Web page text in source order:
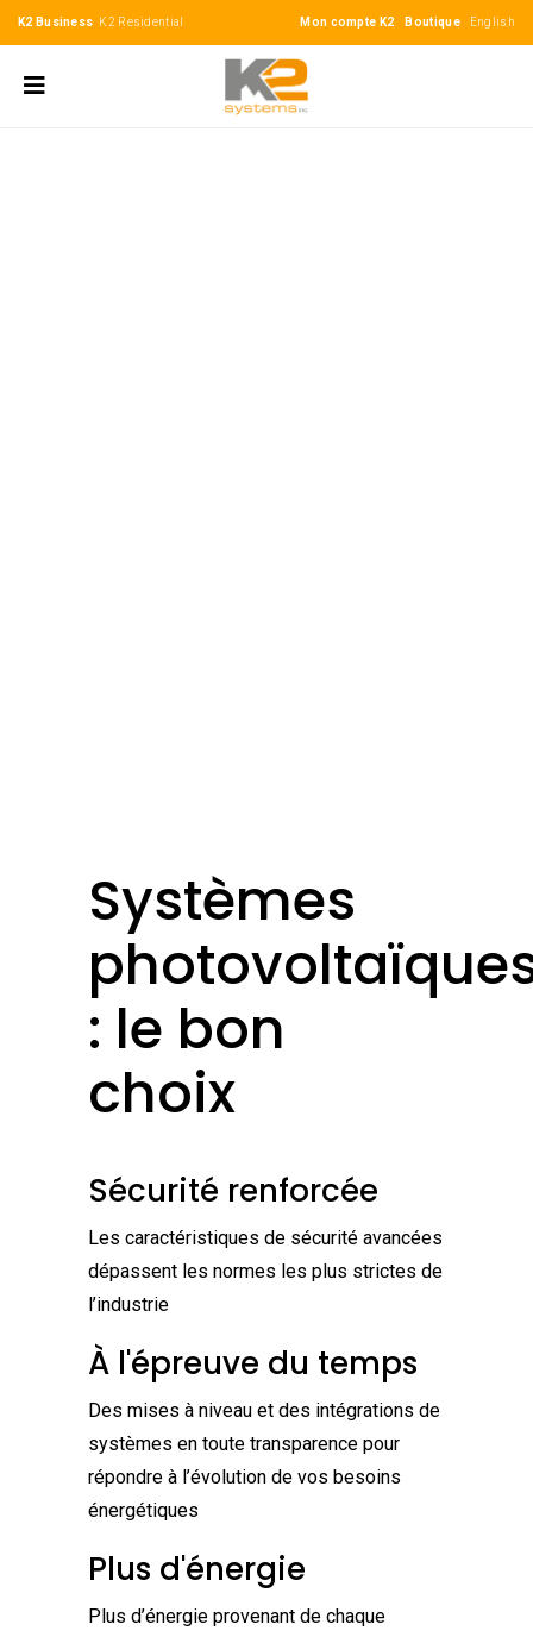
K2 Residential
K2 Business Mon compte K2 Boutique English
Systèmes
: le bon
choix
Sécurité renforcée
Les caractéristiques de sécurité avancées
dépassent les normes les plus strictes de
l’industrie
À l'épreuve du temps
Des mises à niveau et des intégrations de
systèmes en toute transparence pour
répondre à l’évolution de vos besoins
énergétiques
Plus d'énergie
Plus d’énergie provenant de chaque